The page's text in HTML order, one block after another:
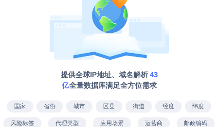
提供全球IP地址、域名解析 43
亿全量数据库满足全方位需求
国家 省份 城市 区县 街道 经度 纬度
风险标签 代理类型 应用场景 运营商 邮政编码